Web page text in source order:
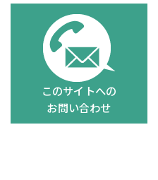
このサイトへの
お問い合わせ